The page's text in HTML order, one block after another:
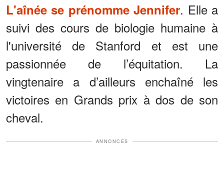
L'aînée se prénomme Jennifer. Elle a
suivi des cours de biologie humaine à
l'université de Stanford et est une
passionnée de l’équitation. La
vingtenaire a d’ailleurs enchaîné les
victoires en Grands prix à dos de son
cheval.
ANNONCES